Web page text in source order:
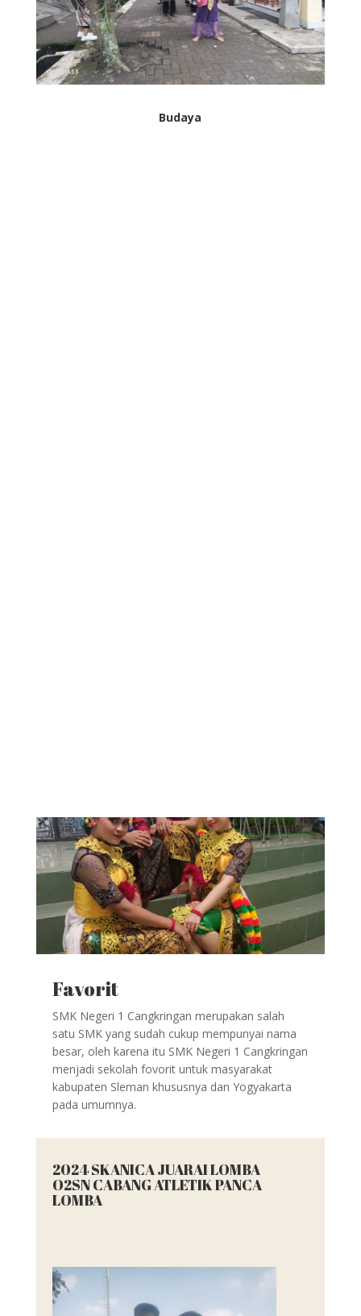
Budaya
Favorit
SMK Negeri 1 Cangkringan merupakan salah
satu SMK yang sudah cukup mempunyai nama
besar, oleh karena itu SMK Negeri 1 Cangkringan
menjadi sekolah fovorit untuk masyarakat
kabupaten Sleman khususnya dan Yogyakarta
pada umumnya.
2024 SKANICA JUARAI LOMBA
O2SN CABANG ATLETIK PANCA
LOMBA